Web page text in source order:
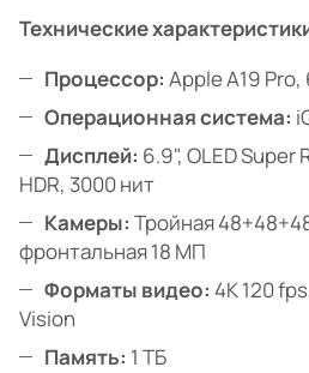
Технические
Процессор: Apple A19
Операционная система:
Дисплей: 6.9", OLED Super
HDR, 3000 нит
Камеры: Тройная
фронтальная 18 МП
Форматы видео: 4K 120
Vision
Память: 1 ТБ